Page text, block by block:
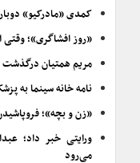
کمدی «مادرکیو»
«روز افشاگری»؛ وقتی
مریم همتیان درگذشت
نامه خانه سینما به
«زن و بچه»؛
ورایتی خبر داد؛
می‌رود